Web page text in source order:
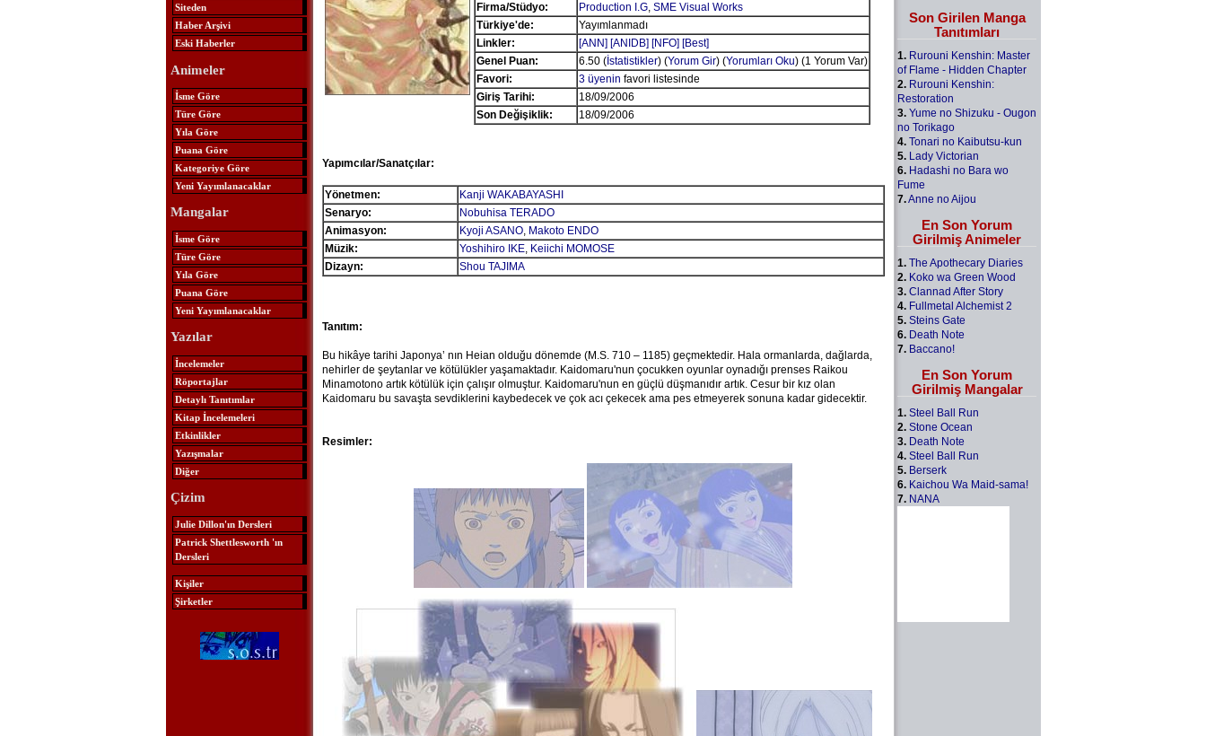
Siteden
Haber Arşivi
Eski Haberler
Animeler
İsme Göre
Türe Göre
Yıla Göre
Puana Göre
Kategoriye Göre
Yeni Yayımlanacaklar
Mangalar
İsme Göre
Türe Göre
Yıla Göre
Puana Göre
Yeni Yayımlanacaklar
Yazılar
İncelemeler
Röportajlar
Detaylı Tanıtımlar
Kitap İncelemeleri
Etkinlikler
Yazışmalar
Diğer
Çizim
Julie Dillon'ın Dersleri
Patrick Shettlesworth 'ın
Dersleri
Kişiler
Şirketler
Firma/Stüdyo:
Production I.G, SME Visual Works
Türkiye'de:
Yayımlanmadı
Linkler:
[ANN] [ANIDB] [NFO] [Best]
Genel Puan:
6.50 (İstatistikler) (Yorum Gir) (Yorumları Oku) (1 Yorum Var)
Favori:
3 üyenin favori listesinde
Giriş Tarihi:
18/09/2006
Son Değişiklik:
18/09/2006
Yapımcılar/Sanatçılar:
Yönetmen:
Kanji WAKABAYASHI
Senaryo:
Nobuhisa TERADO
Animasyon:
Kyoji ASANO, Makoto ENDO
Müzik:
Yoshihiro IKE, Keiichi MOMOSE
Dizayn:
Shou TAJIMA
Tanıtım:
Bu hikâye tarihi Japonya’ nın Heian olduğu dönemde (M.S. 710 – 1185) geçmektedir. Hala ormanlarda, dağlarda,
nehirler de şeytanlar ve kötülükler yaşamaktadır. Kaidomaru'nun çocukken oyunlar oynadığı prenses Raikou
Minamotono artık kötülük için çalışır olmuştur. Kaidomaru'nun en güçlü düşmanıdır artık. Cesur bir kız olan
Kaidomaru bu savaşta sevdiklerini kaybedecek ve çok acı çekecek ama pes etmeyerek sonuna kadar gidecektir.
Resimler:
Son Girilen Manga
Tanıtımları
1. Rurouni Kenshin: Master
of Flame - Hidden Chapter
2. Rurouni Kenshin:
Restoration
3. Yume no Shizuku - Ougon
no Torikago
4. Tonari no Kaibutsu-kun
5. Lady Victorian
6. Hadashi no Bara wo
Fume
7.Anne no Aijou
En Son Yorum
Girilmiş Animeler
1. The Apothecary Diaries
2. Koko wa Green Wood
3. Clannad After Story
4. Fullmetal Alchemist 2
5. Steins Gate
6. Death Note
7. Baccano!
En Son Yorum
Girilmiş Mangalar
1. Steel Ball Run
2. Stone Ocean
3. Death Note
4. Steel Ball Run
5. Berserk
6. Kaichou Wa Maid-sama!
7. NANA